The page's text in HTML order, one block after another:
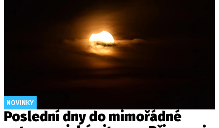
NOVINKY
Poslední dny do mimořádné